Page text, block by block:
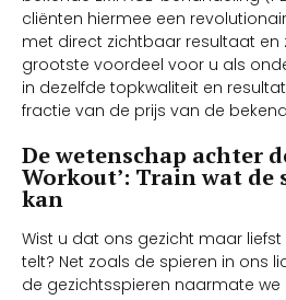
cliënten hiermee een
met direct zichtbaar resultaat en
grootste voordeel voor u als
in dezelfde topkwaliteit en
fractie van de prijs van de
De wetenschap achter
Workout’: Train wat
kan
Wist u dat ons gezicht maar
telt? Net zoals de spieren in ons
de gezichtsspieren naarmate